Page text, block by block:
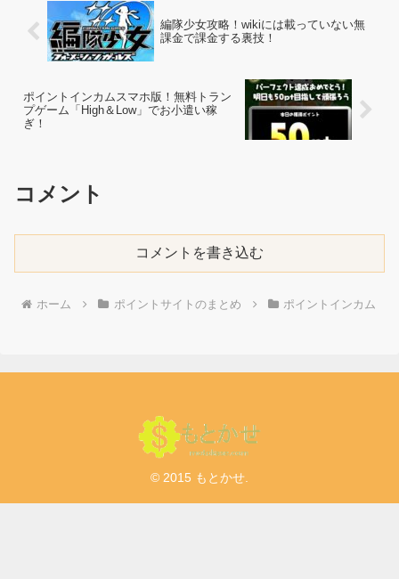
編隊少女攻略！wikiには載っていない無
課金で課金する裏技！
ポイントインカムスマホ版！無料トラン
プゲーム「High＆Low」でお小遣い稼
ぎ！
コメント
コメントを書き込む
ホーム ポイントサイトのまとめ ポイントインカム
© 2015 もとかせ.